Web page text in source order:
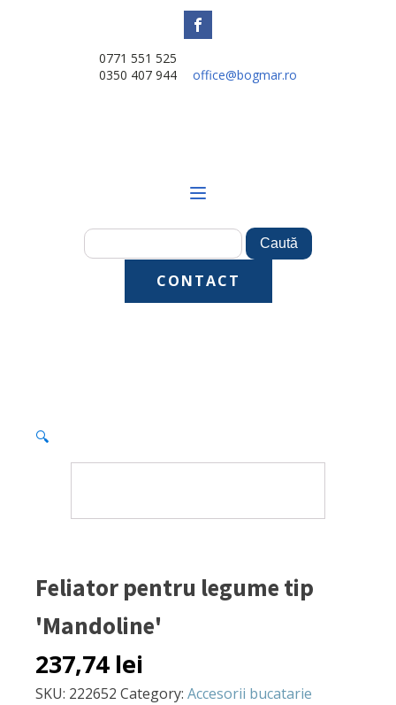
0771 551 525
0350 407 944
office@bogmar.ro
CONTACT
🔍
Feliator pentru legume tip
'Mandoline'
237,74 lei
SKU: 222652 Category: Accesorii bucatarie